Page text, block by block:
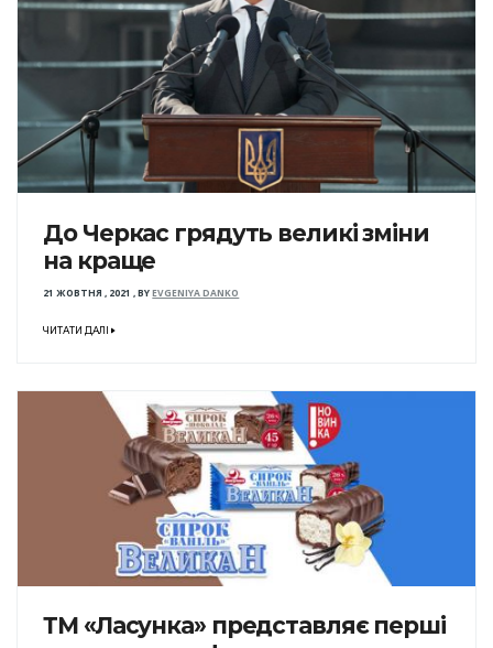
До Черкас грядуть великі зміни
на краще
21 ЖОВТНЯ , 2021 ,BYEVGENIYA DANKO
ЧИТАТИ ДАЛІ
ТМ «Ласунка» представляє перші